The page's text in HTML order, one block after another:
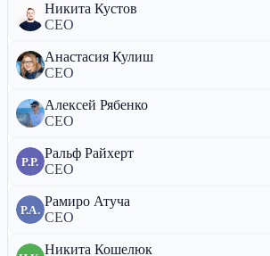
Никита Кустов
CEO
Анастасия Кулиш
CEO
Алексей Рябенко
CEO
Р.Р.
Ральф Райхерт
CEO
Р.А.
Рамиро Атуча
CEO
Никита Кошелюк